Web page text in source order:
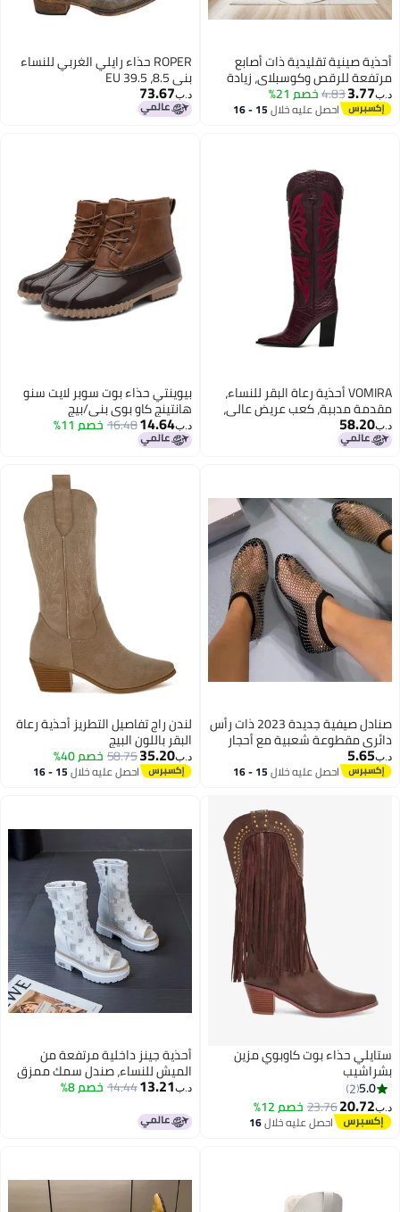
أحذية صينية تقليدية ذات أصابع
مرتفعة للرقص وكوسبلاي، زيادة
ارتفاع داخلي هانفو، أحذية صابون
بأسلوب صيني للرجال والنساء، أحذية
د.ب‏3.77
4.83خصم 21%
احصل عليه خلال 15 - 16
ROPER حذاء رايلي الغربي للنساء
بني 8.5، 39.5 EU
د.ب‏73.67
VOMIRA أحذية رعاة البقر للنساء،
مقدمة مدببة، كعب عريض عالي،
أحذية فراشة، أحذية رعاة البقر،
واسعة الساق، أحذية تصل إلى
د.ب‏58.20
بيوينتي حذاء بوت سوبر لايت سنو
هانتينج كاو بوي بني/بيج
د.ب‏14.64
16.48خصم 11%
2
صنادل صيفية جديدة 2023 ذات رأس
دائري مقطوعة شعبية مع أحجار
ماسية قصيرة الحجم الكبير للأحذية
المسطحة
د.ب‏5.65
احصل عليه خلال 15 - 16
2
لندن راج تفاصيل التطريز أحذية رعاة
البقر باللون البيج
د.ب‏35.20
58.75خصم 40%
احصل عليه خلال 15 - 16
ستايلي حذاء بوت كاوبوي مزين
بشراشيب
5.0
2
د.ب‏20.72
23.76خصم 12%
احصل عليه خلال16
اغسطس
أحذية جينز داخلية مرتفعة من
الميش للنساء، صندل سمك ممزق
كاجوال للنساء، بوت قصير تنفسي
د.ب‏13.21
14.44خصم 8%